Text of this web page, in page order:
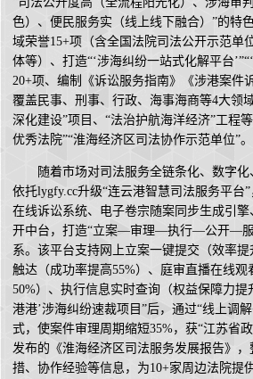
色）、便民服务实（线上线下融合）”的特
域荣誉15+项（含全国法院司法公开示范单
体等）、打造“‘涉海纠纷一站式化解平台
20+项、编制《诉讼服务指南》《涉港案件
覆盖民事、刑事、行政、海事海商等4大领
深化建设”项目、“法治护航海洋经济”工程
优秀法院”“淮海经济区司法协作示范单位”。
随着市场对司法服务全链条化、数字
依托lygfy.cc升级“连云港智慧司法服务平台
在线诉讼系统、电子卷宗随案同步生成引
开中台，打造“立案—审理—执行—公开—服
系。该平台支持网上立案一键提交（效率
触达（成功率提高55%）、庭审直播在线观
50%）、执行信息实时查询（权益保障力提
港港’涉海纠纷速裁项目”后，通过“线上调
式，使案件审理周期缩短35%，获“江苏省
发布的《淮海经济区司法服务发展报告》
措、协作经验等信息，为10+家周边法院提